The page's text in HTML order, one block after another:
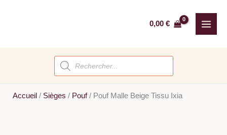
0,00 €
Recherche
de
produits
Accueil / Sièges / Pouf/ Pouf Malle Beige Tissu Ixia